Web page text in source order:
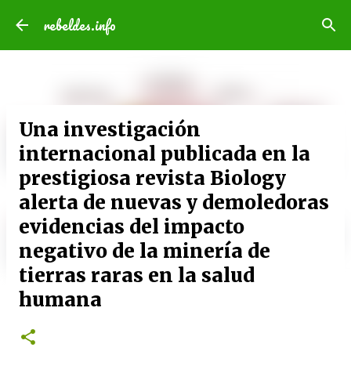
Ir al contenido principal
rebeldes.info
Una investigación
internacional publicada en la
prestigiosa revista Biology
alerta de nuevas y demoledoras
evidencias del impacto
negativo de la minería de
tierras raras en la salud
humana